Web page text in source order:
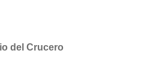
del Crucero